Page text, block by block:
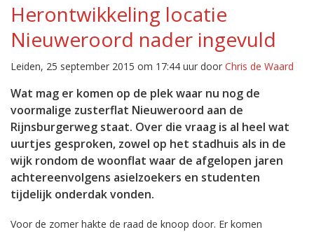
Herontwikkeling locatie
Nieuweroord nader ingevuld
Leiden, 25 september 2015 om 17:44 uur door Chris de Waard
Wat mag er komen op de plek waar nu nog de
voormalige zusterflat Nieuweroord aan de
Rijnsburgerweg staat. Over die vraag is al heel wat
uurtjes gesproken, zowel op het stadhuis als in de
wijk rondom de woonflat waar de afgelopen jaren
achtereenvolgens asielzoekers en studenten
tijdelijk onderdak vonden.
Voor de zomer hakte de raad de knoop door. Er komen